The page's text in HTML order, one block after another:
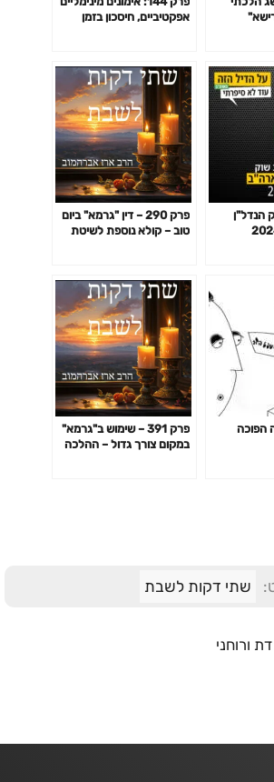
אפקטיביים, חיסכון בזמן
הנדל"ן
פרק 290 – דין "גרמא" ביום
טוב – קולא נוספת לשיטת
פרק 391 – שימוש ב"גרמא"
במקום צורך גדול – ההלכה
שתי דקות לשבת
דת ורוחני